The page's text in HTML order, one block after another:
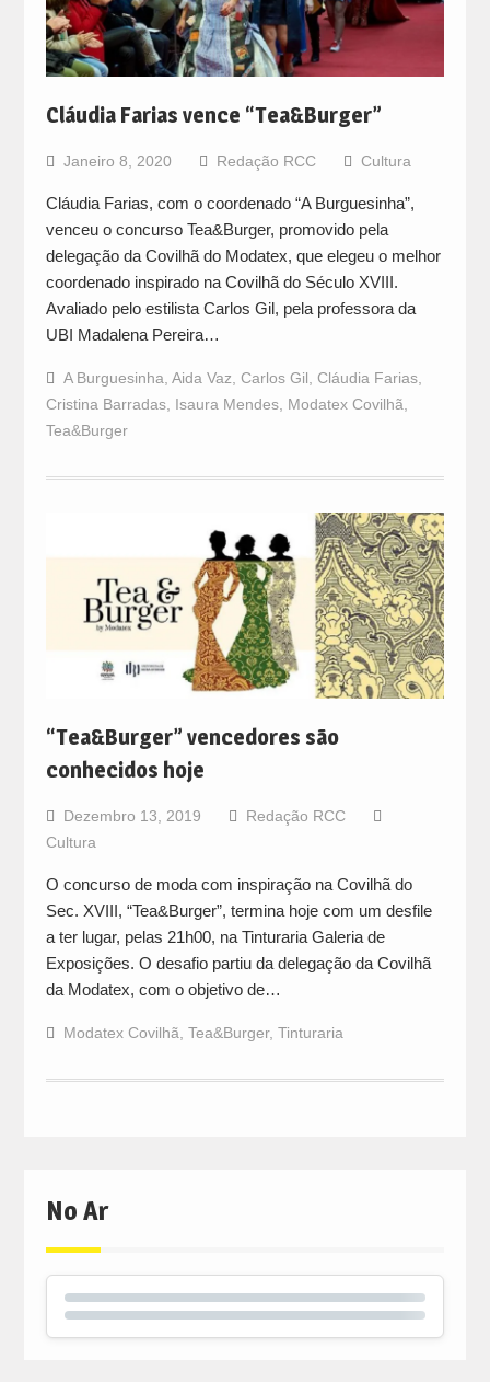
Cláudia Farias vence “Tea&Burger”
Janeiro 8, 2020 Redação RCC Cultura
Cláudia Farias, com o coordenado “A Burguesinha”,
venceu o concurso Tea&Burger, promovido pela
delegação da Covilhã do Modatex, que elegeu o melhor
coordenado inspirado na Covilhã do Século XVIII.
Avaliado pelo estilista Carlos Gil, pela professora da
UBI Madalena Pereira…
A Burguesinha Aida Vaz Carlos Gil Cláudia Farias,
Cristina Barradas, Isaura Mendes, Modatex Covilhã
Tea&Burger
“Tea&Burger” vencedores são
conhecidos hoje
Dezembro 13, 2019
Redação RCC
Cultura
O concurso de moda com inspiração na Covilhã do
Sec. XVIII, “Tea&Burger”, termina hoje com um desfile
a ter lugar, pelas 21h00, na Tinturaria Galeria de
Exposições. O desafio partiu da delegação da Covilhã
da Modatex, com o objetivo de…
Modatex Covilhã Tea&Burger, Tinturaria
No Ar